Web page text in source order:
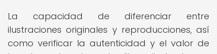
La capacidad de diferenciar entre
ilustraciones originales y reproducciones, así
como verificar la autenticidad y el valor de